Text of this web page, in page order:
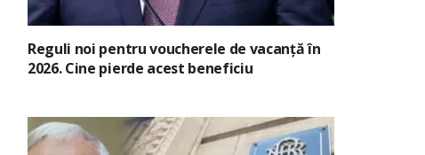
Reguli noi pentru voucherele de vacanță în
2026. Cine pierde acest beneficiu